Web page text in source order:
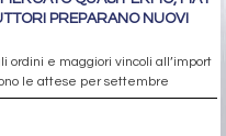
PREPARANO NUOVI
ordini e maggiori vincoli all’import
le attese per settembre